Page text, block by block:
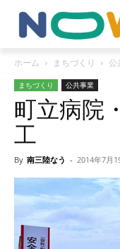
ホーム まちづくり 公
まちづくり 公共事業
町立病院
工
By 南三陸なう - 2014年7月